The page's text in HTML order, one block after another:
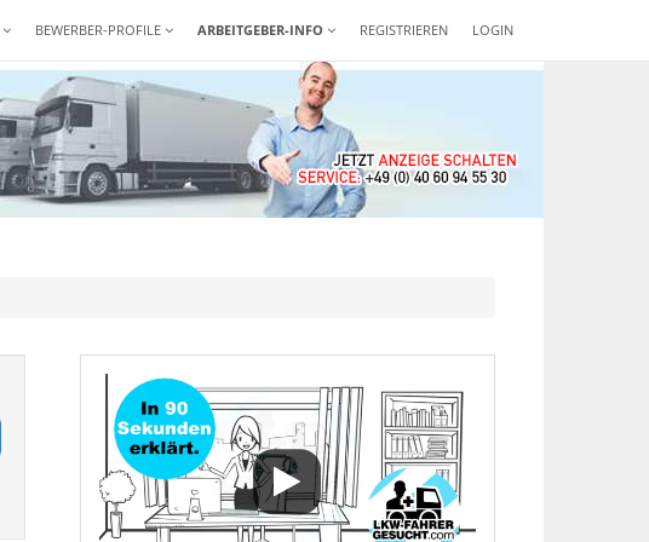
REGISTRIEREN LOGIN
BEWERBER-PROFILE ARBEITGEBER-INFO